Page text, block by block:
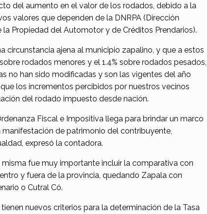
del aumento en el valor de los rodados, debido a la
valores que dependen de la DNRPA (Dirección
Propiedad del Automotor y de Créditos Prendarios).
circunstancia ajena al municipio zapalino, y que a estos
rodados menores y el 1.4% sobre rodados pesados,
no han sido modificadas y son las vigentes del año
los incrementos percibidos por nuestros vecinos
del rodado impuesto desde nación.
Fiscal e Impositiva llega para brindar un marco
de patrimonio del contribuyente,
expresó la contadora.
fue muy importante incluir la comparativa con
y fuera de la provincia, quedando Zapala con
o Cutral Có.
nuevos criterios para la determinación de la Tasa